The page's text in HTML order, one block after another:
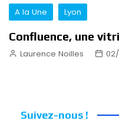
A la Une Lyon
Confluence, une
Laurence Noilles
Suivez-nous !